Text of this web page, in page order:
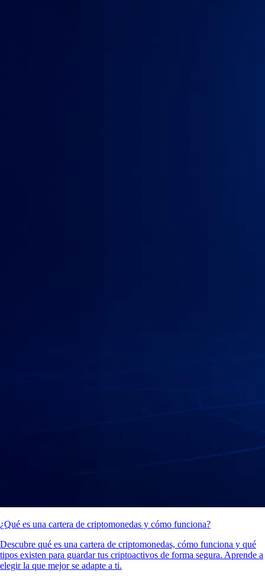
¿Qué es una cartera de criptomonedas y cómo funciona?
Descubre qué es una cartera de criptomonedas, cómo funciona y qué
tipos existen para guardar tus criptoactivos de forma segura. Aprende a
elegir la que mejor se adapte a ti.